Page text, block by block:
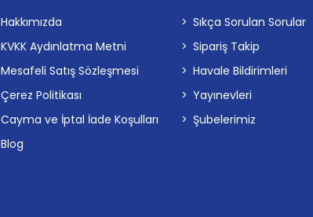
Hakkımızda
KVKK Aydınlatma Metni
Mesafeli Satış Sözleşmesi
Çerez Politikası
Cayma ve İptal İade Koşulları
Blog
Sıkça Sorulan Sorular
Sipariş Takip
Havale Bildirimleri
Yayınevleri
Şubelerimiz